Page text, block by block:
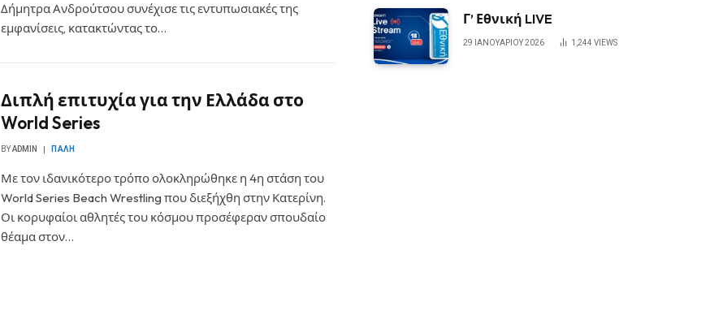
Δήμητρα Ανδρούτσου συνέχισε τις εντυπωσιακές της
εμφανίσεις, κατακτώντας το…
Διπλή επιτυχία για την Ελλάδα στο
World Series
BYADMIN ΠΆΛΗ
Με τον ιδανικότερο τρόπο ολοκληρώθηκε η 4η στάση του
World Series Beach Wrestling που διεξήχθη στην Κατερίνη.
Οι κορυφαίοι αθλητές του κόσμου προσέφεραν σπουδαίο
θέαμα στον…
Γ’ Εθνική LIVE
29 ΙΑΝΟΥΑΡΊΟΥ 2026 1,244 VIEWS